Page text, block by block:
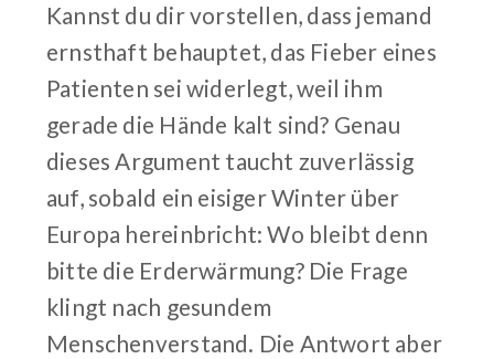
Kannst du dir vorstellen, dass jemand
ernsthaft behauptet, das Fieber eines
Patienten sei widerlegt, weil ihm
gerade die Hände kalt sind? Genau
dieses Argument taucht zuverlässig
auf, sobald ein eisiger Winter über
Europa hereinbricht: Wo bleibt denn
bitte die Erderwärmung? Die Frage
klingt nach gesundem
Menschenverstand. Die Antwort aber